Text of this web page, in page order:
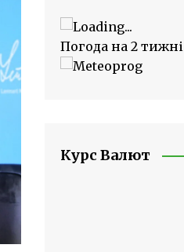
Погода на 2 тижні
Курс Валют